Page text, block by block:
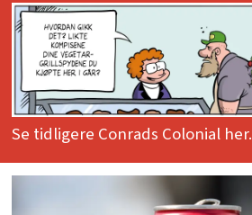
Se tidligere Conrads Colonial her.